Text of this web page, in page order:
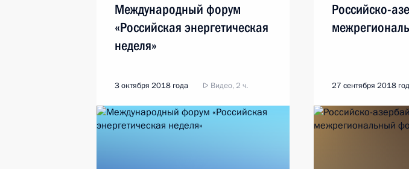
Международный форум
«Российская энергетическая
неделя»
3 октября 2018 года Видео, 2 ч.
Российско-
27 сентября 2018